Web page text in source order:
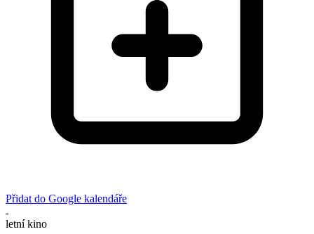
Přidat do Google kalendáře
letní kino